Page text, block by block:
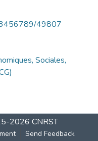
49807
Sociales,
2026 CNRST
Send Feedback